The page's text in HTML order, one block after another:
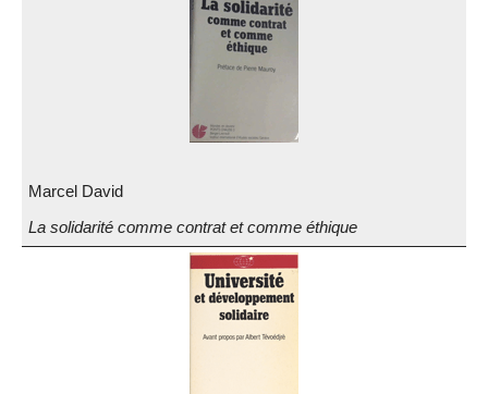
Marcel David
La solidarité comme contrat et comme éthique